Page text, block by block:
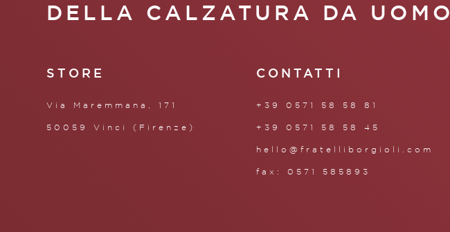
DELLA CALZATURA DA UOMO
STORE
Via Maremmana, 171
50059 Vinci (Firenze)
CONTATTI
+39 0571 58 58 81
+39 0571 58 58 45
hello@fratelliborgioli.com
fax: 0571 585893